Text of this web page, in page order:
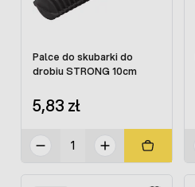
Palce do skubarki do
drobiu STRONG 10cm
5,83 zł